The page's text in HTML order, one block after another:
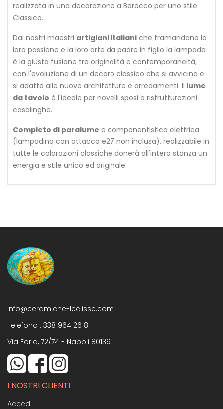
realizzata in una decorazione a Barocco per uno stile
Classico.
Dai nostri maestri artigiani italiani che tramandano la
loro passione e la loro arte da padre in figlio la lampada
è la giusta fusione tra originalità e contemporaneità,
con l'evoluzione di un decoro classico che si avvicina e
si adatta alle nuove architetture e arredamenti. Il lume
da tavolo è l'ideale per novelli sposi o ristrutturazioni
casalinghe.
Completo di paralume e componentistica elettrica
(lampadina con attacco e27 non inclusa), realizzabile in
tutte le colorazioni classiche donerà all'intera stanza un
energia e stile unico ed originale.
Info@ceramiche-leclisse.com
Telefono : 338 964 2618
Via Foria, 72/74 - Napoli 80139
I NOSTRI CLIENTI
Accedi